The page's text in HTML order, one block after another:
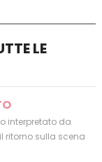
LE
interpretato da
ritorno sulla scena